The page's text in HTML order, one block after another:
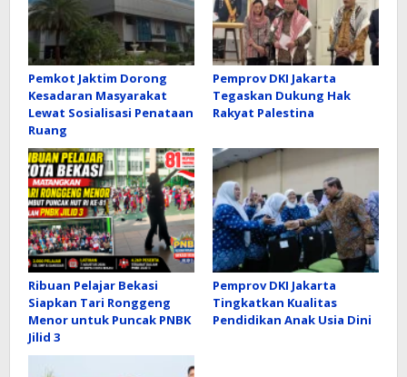
Pemkot Jaktim Dorong
Kesadaran Masyarakat
Lewat Sosialisasi Penataan
Ruang
Pemprov DKI Jakarta
Tegaskan Dukung Hak
Rakyat Palestina
Ribuan Pelajar Bekasi
Siapkan Tari Ronggeng
Menor untuk Puncak PNBK
Jilid 3
Pemprov DKI Jakarta
Tingkatkan Kualitas
Pendidikan Anak Usia Dini